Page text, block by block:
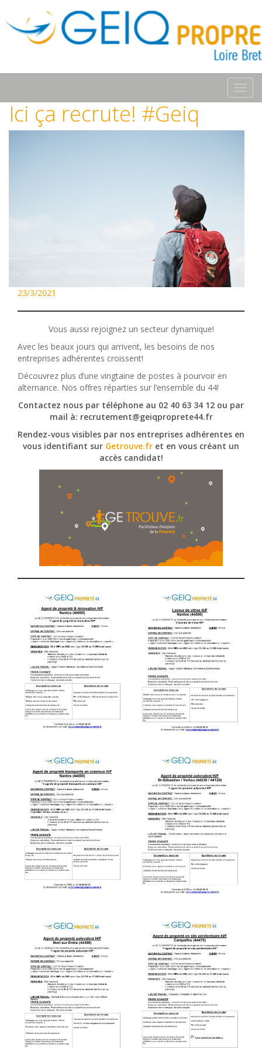
Ici ça recrute! #Geiq
23/3/2021
Vous aussi rejoignez un secteur dynamique!
Avec les beaux jours qui arrivent, les besoins de nos
entreprises adhérentes croissent!
Découvrez plus d’une vingtaine de postes à pourvoir en
alternance. Nos offres réparties sur l’ensemble du 44!
Contactez nous par téléphone au 02 40 63 34 12 ou par
mail à: recrutement@geiqproprete44.fr
Rendez-vous visibles par nos entreprises adhérentes en
vous identifiant sur Getrouve.fr et en vous créant un
accès candidat!